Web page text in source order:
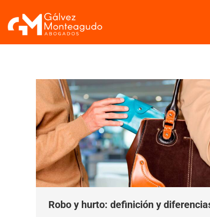
Robo y hurto: definición y